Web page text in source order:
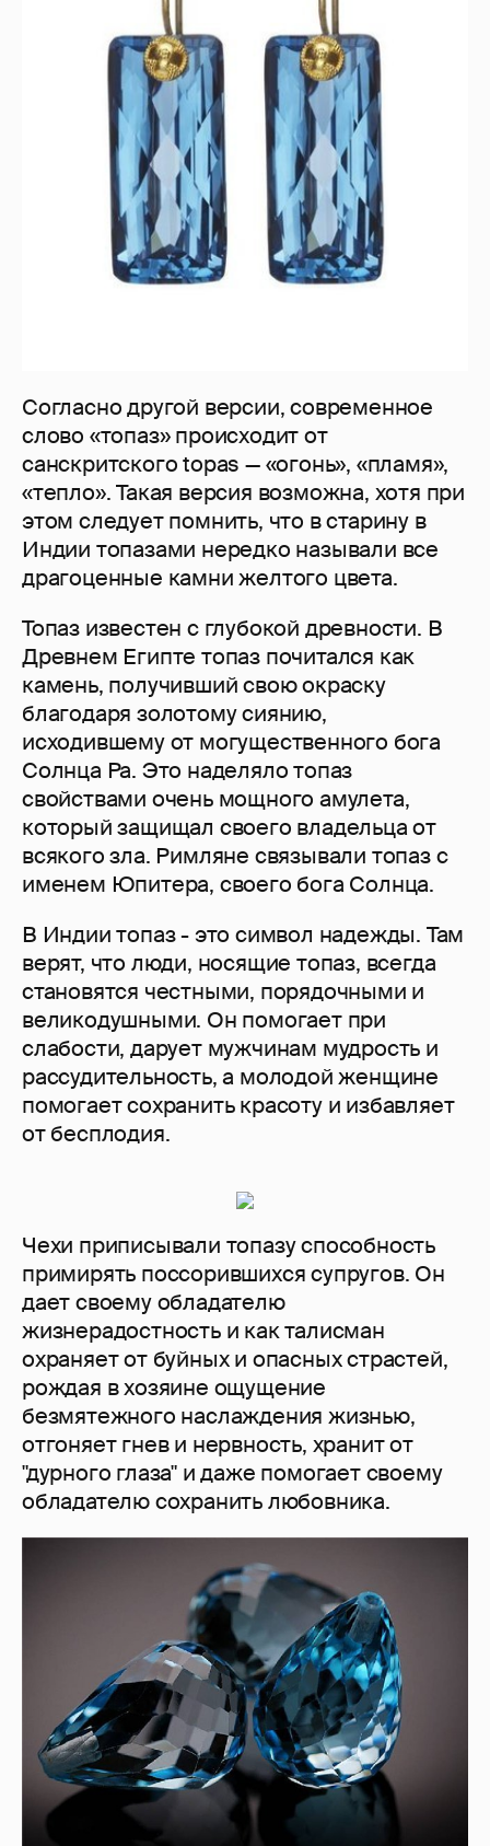
Согласно другой версии, современное
слово «топаз» происходит от
санскритского topas — «огонь», «пламя»,
«тепло». Такая версия возможна, хотя при
этом следует помнить, что в старину в
Индии топазами нередко называли все
драгоценные камни желтого цвета.
Топаз известен с глубокой древности. В
Древнем Египте топаз почитался как
камень, получивший свою окраску
благодаря золотому сиянию,
исходившему от могущественного бога
Солнца Ра. Это наделяло топаз
свойствами очень мощного амулета,
который защищал своего владельца от
всякого зла. Римляне связывали топаз с
именем Юпитера, своего бога Солнца.
В Индии топаз - это символ надежды. Там
верят, что люди, носящие топаз, всегда
становятся честными, порядочными и
великодушными. Он помогает при
слабости, дарует мужчинам мудрость и
рассудительность, а молодой женщине
помогает сохранить красоту и избавляет
от бесплодия.
Чехи приписывали топазу способность
примирять поссорившихся супругов. Он
дает своему обладателю
жизнерадостность и как талисман
охраняет от буйных и опасных страстей,
рождая в хозяине ощущение
безмятежного наслаждения жизнью,
отгоняет гнев и нервность, хранит от
"дурного глаза" и даже помогает своему
обладателю сохранить любовника.